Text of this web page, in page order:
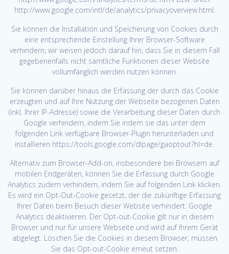
http://www.google.com/intl/de/analytics/privacyoverview.html.
Sie können die Installation und Speicherung von Cookies durch
eine entsprechende Einstellung Ihrer Browser-Software
verhindern; wir weisen jedoch darauf hin, dass Sie in diesem Fall
gegebenenfalls nicht sämtliche Funktionen dieser Website
vollumfänglich werden nutzen können.
Sie können darüber hinaus die Erfassung der durch das Cookie
erzeugten und auf Ihre Nutzung der Webseite bezogenen Daten
(inkl. Ihrer IP-Adresse) sowie die Verarbeitung dieser Daten durch
Google verhindern, indem Sie indem sie das unter dem
folgenden Link verfügbare Browser-Plugin herunterladen und
installieren https://tools.google.com/dlpage/gaoptout?hl=de.
Alternativ zum Browser-Add-on, insbesondere bei Browsern auf
mobilen Endgeräten, können Sie die Erfassung durch Google
Analytics zudem verhindern, indem Sie auf folgenden Link klicken.
Es wird ein Opt-Out-Cookie gesetzt, der die zukünftige Erfassung
Ihrer Daten beim Besuch dieser Website verhindert: Google
Analytics deaktivieren. Der Opt-out-Cookie gilt nur in diesem
Browser und nur für unsere Webseite und wird auf Ihrem Gerät
abgelegt. Löschen Sie die Cookies in diesem Browser, müssen
Sie das Opt-out-Cookie erneut setzen.